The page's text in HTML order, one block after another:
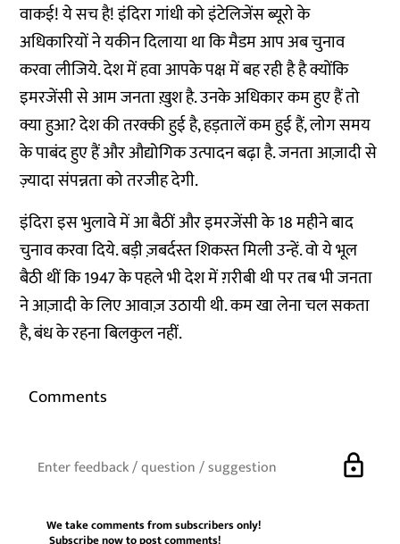
वाकई! ये सच है! इंदिरा गांधी को इंटेलिजेंस ब्यूरो के
अधिकारियों ने यकीन दिलाया था कि मैडम आप अब चुनाव
करवा लीजिये. देश में हवा आपके पक्ष में बह रही है है क्योंकि
इमरजेंसी से आम जनता ख़ुश है. उनके अधिकार कम हुए हैं तो
क्या हुआ? देश की तरक्की हुई है, हड़तालें कम हुई हैं, लोग समय
के पाबंद हुए हैं और औद्योगिक उत्पादन बढ़ा है. जनता आज़ादी से
ज़्यादा संपन्नता को तरजीह देगी.
इंदिरा इस भुलावे में आ बैठीं और इमरजेंसी के 18 महीने बाद
चुनाव करवा दिये. बड़ी ज़बर्दस्त शिकस्त मिली उन्हें. वो ये भूल
बैठी थीं कि 1947 के पहले भी देश में ग़रीबी थी पर तब भी जनता
ने आज़ादी के लिए आवाज़ उठायी थी. कम खा लेना चल सकता
है, बंध के रहना बिलकुल नहीं.
Comments
lock
We take comments from subscribers only!